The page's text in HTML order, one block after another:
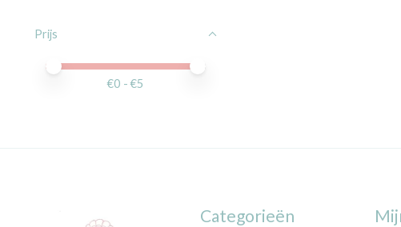
Prijs
Minimale prijswaarde
Price maximum value
€0 - €5
Categorieën